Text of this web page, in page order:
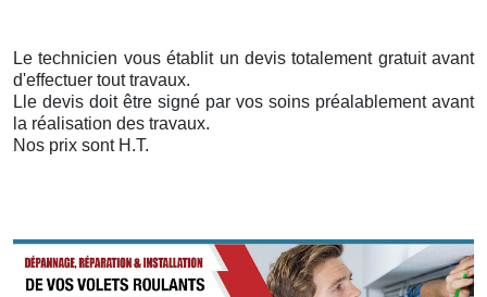
Le technicien vous établit un devis totalement gratuit avant
d'effectuer tout travaux.
Lle devis doit être signé par vos soins préalablement avant
la réalisation des travaux.
Nos prix sont H.T.